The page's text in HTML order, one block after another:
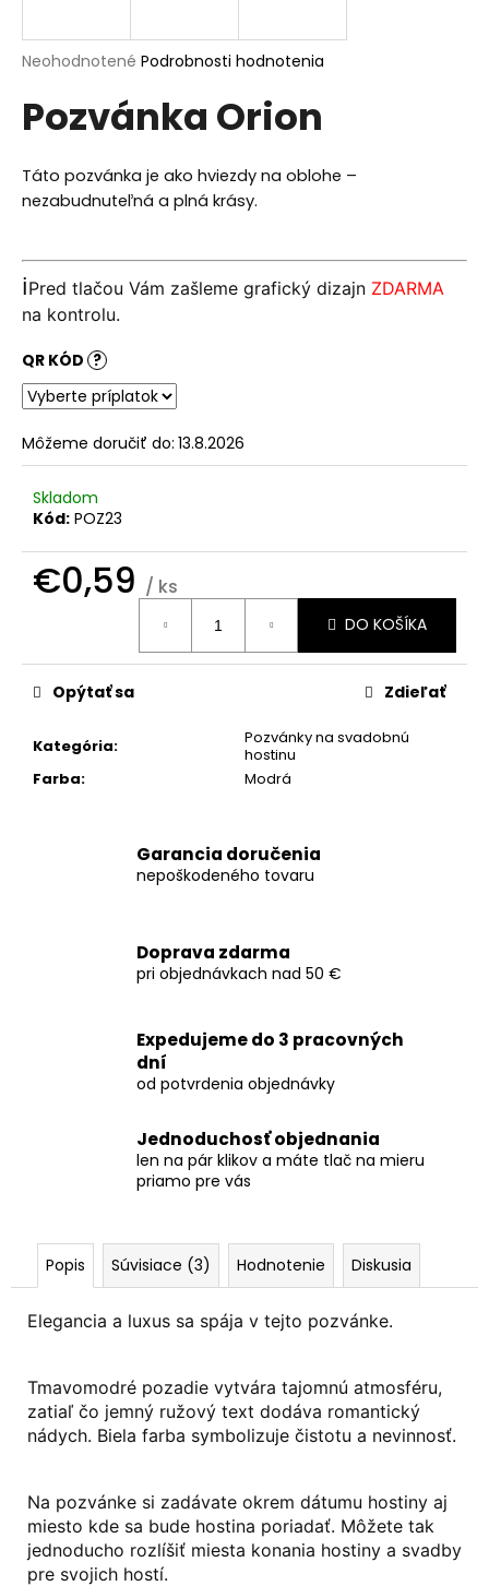
Priemerné
produktu
je
5
hviezdičiek.
Neohodnotené Podrobnosti hodnotenia
Pozvánka Orion
Táto pozvánka je ako hviezdy na oblohe –
nezabudnuteľná a plná krásy.
ℹ️Pred tlačou Vám zašleme grafický dizajn ZDARMA
na kontrolu.
QR KÓD ?
Môžeme doručiť do: 13.8.2026
Skladom
Kód: POZ23
€0,59 / ks
DO KOŠÍKA
Kategória:
Pozvánky na svadobnú
hostinu
Farba: Modrá
Opýtať sa Zdieľať
Garancia doručenia
nepoškodeného tovaru
Doprava zdarma
pri objednávkach nad 50 €
Expedujeme do 3 pracovných
dní
od potvrdenia objednávky
Jednoduchosť objednania
len na pár klikov a máte tlač na mieru
priamo pre vás
Popis Súvisiace (3) Hodnotenie Diskusia
Elegancia a luxus sa spája v tejto pozvánke.
Tmavomodré pozadie vytvára tajomnú atmosféru,
zatiaľ čo jemný ružový text dodáva romantický
nádych. Biela farba symbolizuje čistotu a nevinnosť.
Na pozvánke si zadávate okrem dátumu hostiny aj
miesto kde sa bude hostina poriadať. Môžete tak
jednoducho rozlíšiť miesta konania hostiny a svadby
pre svojich hostí.
j
ť
?
O
d
p
r
ú
č
a
BEIGE
€1